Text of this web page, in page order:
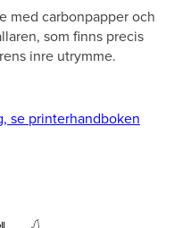
med carbonpapper och
som finns precis
inre utrymme.
se printerhandboken